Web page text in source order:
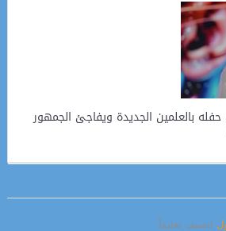
بالعلمين الجديدة ويفاجئ الجمهور
لتضيف تعليقاً.